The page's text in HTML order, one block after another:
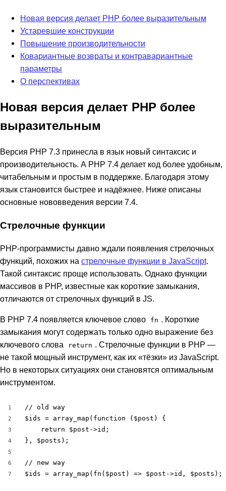
Новая версия делает PHP более выразительным
Устаревшие конструкции
Повышение производительности
Ковариантные возвраты и контравариантные
параметры
О перспективах
Новая версия делает PHP более
выразительным
Версия PHP 7.3 принесла в язык новый синтаксис и
производительность. А PHP 7.4 делает код более удобным,
читабельным и простым в поддержке. Благодаря этому
язык становится быстрее и надёжнее. Ниже описаны
основные нововведения версии 7.4.
Стрелочные функции
PHP-программисты давно ждали появления стрелочных
функций, похожих на стрелочные функции в JavaScript.
Такой синтаксис проще использовать. Однако функции
массивов в PHP, известные как короткие замыкания,
отличаются от стрелочных функций в JS.
В PHP 7.4 появляется ключевое слово fn . Короткие
замыкания могут содержать только одно выражение без
ключевого слова
return . Стрелочные функции в PHP —
не такой мощный инструмент, как их «тёзки» из JavaScript.
Но в некоторых ситуациях они становятся оптимальным
инструментом.
1
2
3
4
5
6
7
// old way
$ids = array_map(function ($post) {
    return $post->id;
}, $posts);
// new way
$ids = array_map(fn($post) => $post->id, $posts);